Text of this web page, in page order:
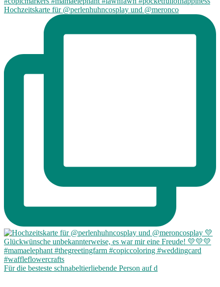
Hochzeitskarte für @perlenhuhncosplay und @meronco
Für die besteste schnabeltierliebende Person auf d